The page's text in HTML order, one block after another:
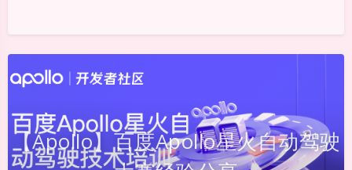
【Apollo】百度Apollo星火自动驾驶